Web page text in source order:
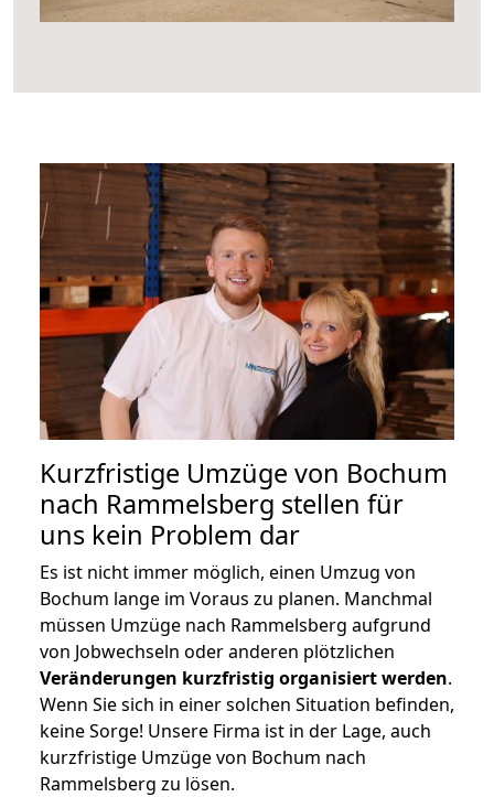
Kurzfristige Umzüge von Bochum
nach Rammelsberg stellen für
uns kein Problem dar
Es ist nicht immer möglich, einen Umzug von
Bochum lange im Voraus zu planen. Manchmal
müssen Umzüge nach Rammelsberg aufgrund
von Jobwechseln oder anderen plötzlichen
Veränderungen kurzfristig organisiert werden.
Wenn Sie sich in einer solchen Situation befinden,
keine Sorge! Unsere Firma ist in der Lage, auch
kurzfristige Umzüge von Bochum nach
Rammelsberg zu lösen.